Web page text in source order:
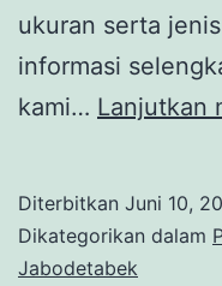
ukuran serta
informasi
kami… Lanjutkan
Diterbitkan Juni 10,
Dikategorikan dalam
Jabodetabek